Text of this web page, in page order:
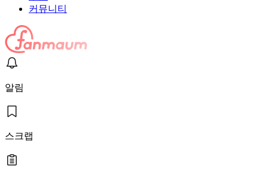
커뮤니티
알림
스크랩